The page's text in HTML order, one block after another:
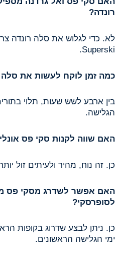
רונדה?
Superski.
כמה זמן לוקח לעשות את סלה
בין ארבע לשש שעות, תלוי
הגלישה.
האם שווה לקנות סקי פס
כן. זה נוח, מהיר ולעיתים זול
האם אפשר לשדרג מסקי פס
לסופרסקי?
כן. ניתן לבצע שדרוג בקופות
ימי הגלישה הראשונים.